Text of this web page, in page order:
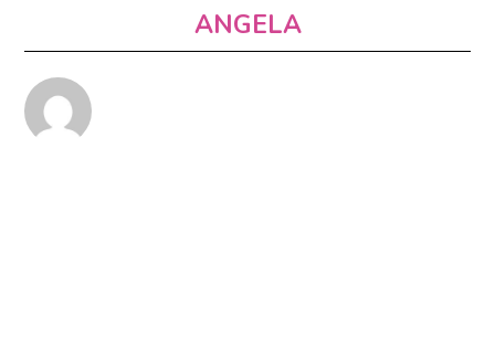
ANGELA